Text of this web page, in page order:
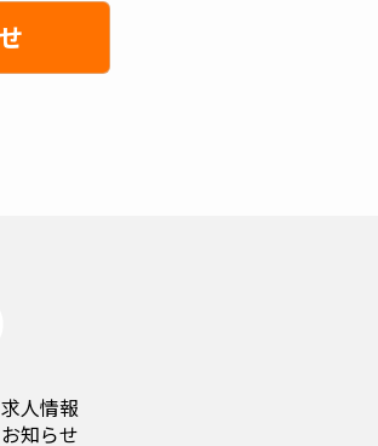
求人情報
お知らせ